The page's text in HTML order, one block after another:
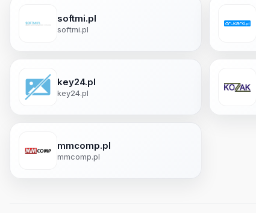
softmi.pl
softmi.pl
key24.pl
key24.pl
mmcomp.pl
mmcomp.pl